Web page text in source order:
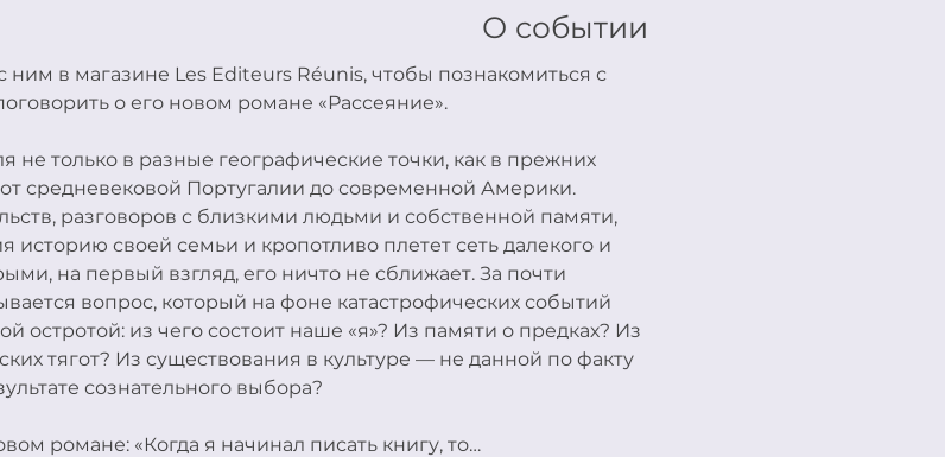
О событии
в магазине Les Editeurs Réunis, чтобы познакомиться с
о его новом романе «Рассеяние».
не только в разные географические точки, как в прежних
средневековой Португалии до современной Америки.
разговоров с близкими людьми и собственной памяти,
историю своей семьи и кропотливо плетет сеть далекого и
на первый взгляд, его ничто не сближает. За почти
вопрос, который на фоне катастрофических событий
остротой: из чего состоит наше «я»? Из памяти о предках? Из
тягот? Из существования в культуре — не данной по факту
сознательного выбора?
романе: «Когда я начинал писать книгу, то…